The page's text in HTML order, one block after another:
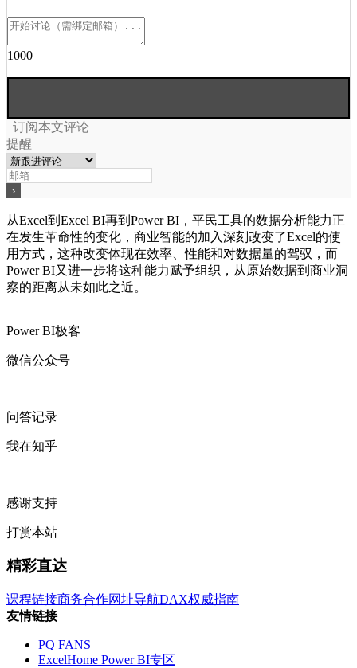
1000
订阅本文评论
提醒
从Excel到Excel BI再到Power BI，平民工具的数据分析能力正
在发生革命性的变化，商业智能的加入深刻改变了Excel的使
用方式，这种改变体现在效率、性能和对数据量的驾驭，而
Power BI又进一步将这种能力赋予组织，从原始数据到商业洞
察的距离从未如此之近。
Power BI极客
微信公众号
问答记录
我在知乎
感谢支持
打赏本站
精彩直达
课程链接商务合作网址导航DAX权威指南
友情链接
PQ FANS
ExcelHome Power BI专区